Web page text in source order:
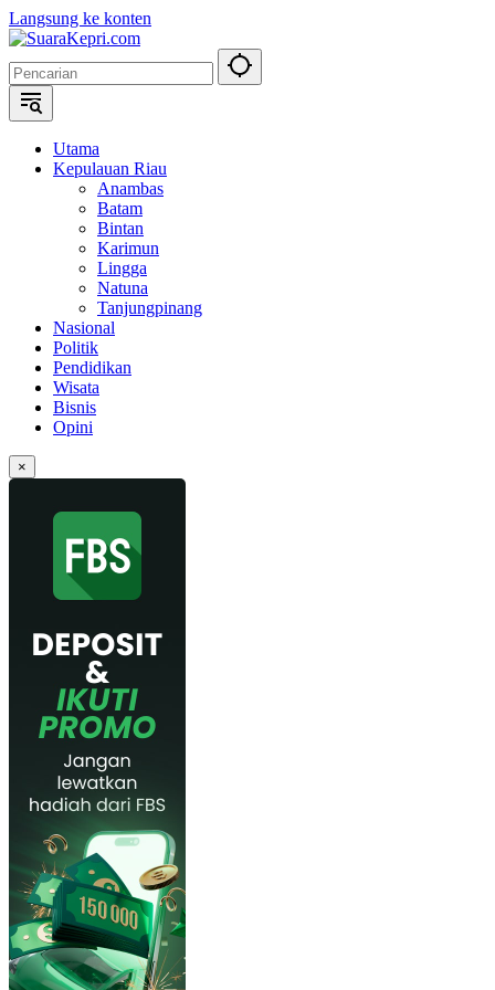
Langsung ke konten
Utama
Kepulauan Riau
Anambas
Batam
Bintan
Karimun
Lingga
Natuna
Tanjungpinang
Nasional
Politik
Pendidikan
Wisata
Bisnis
Opini
×